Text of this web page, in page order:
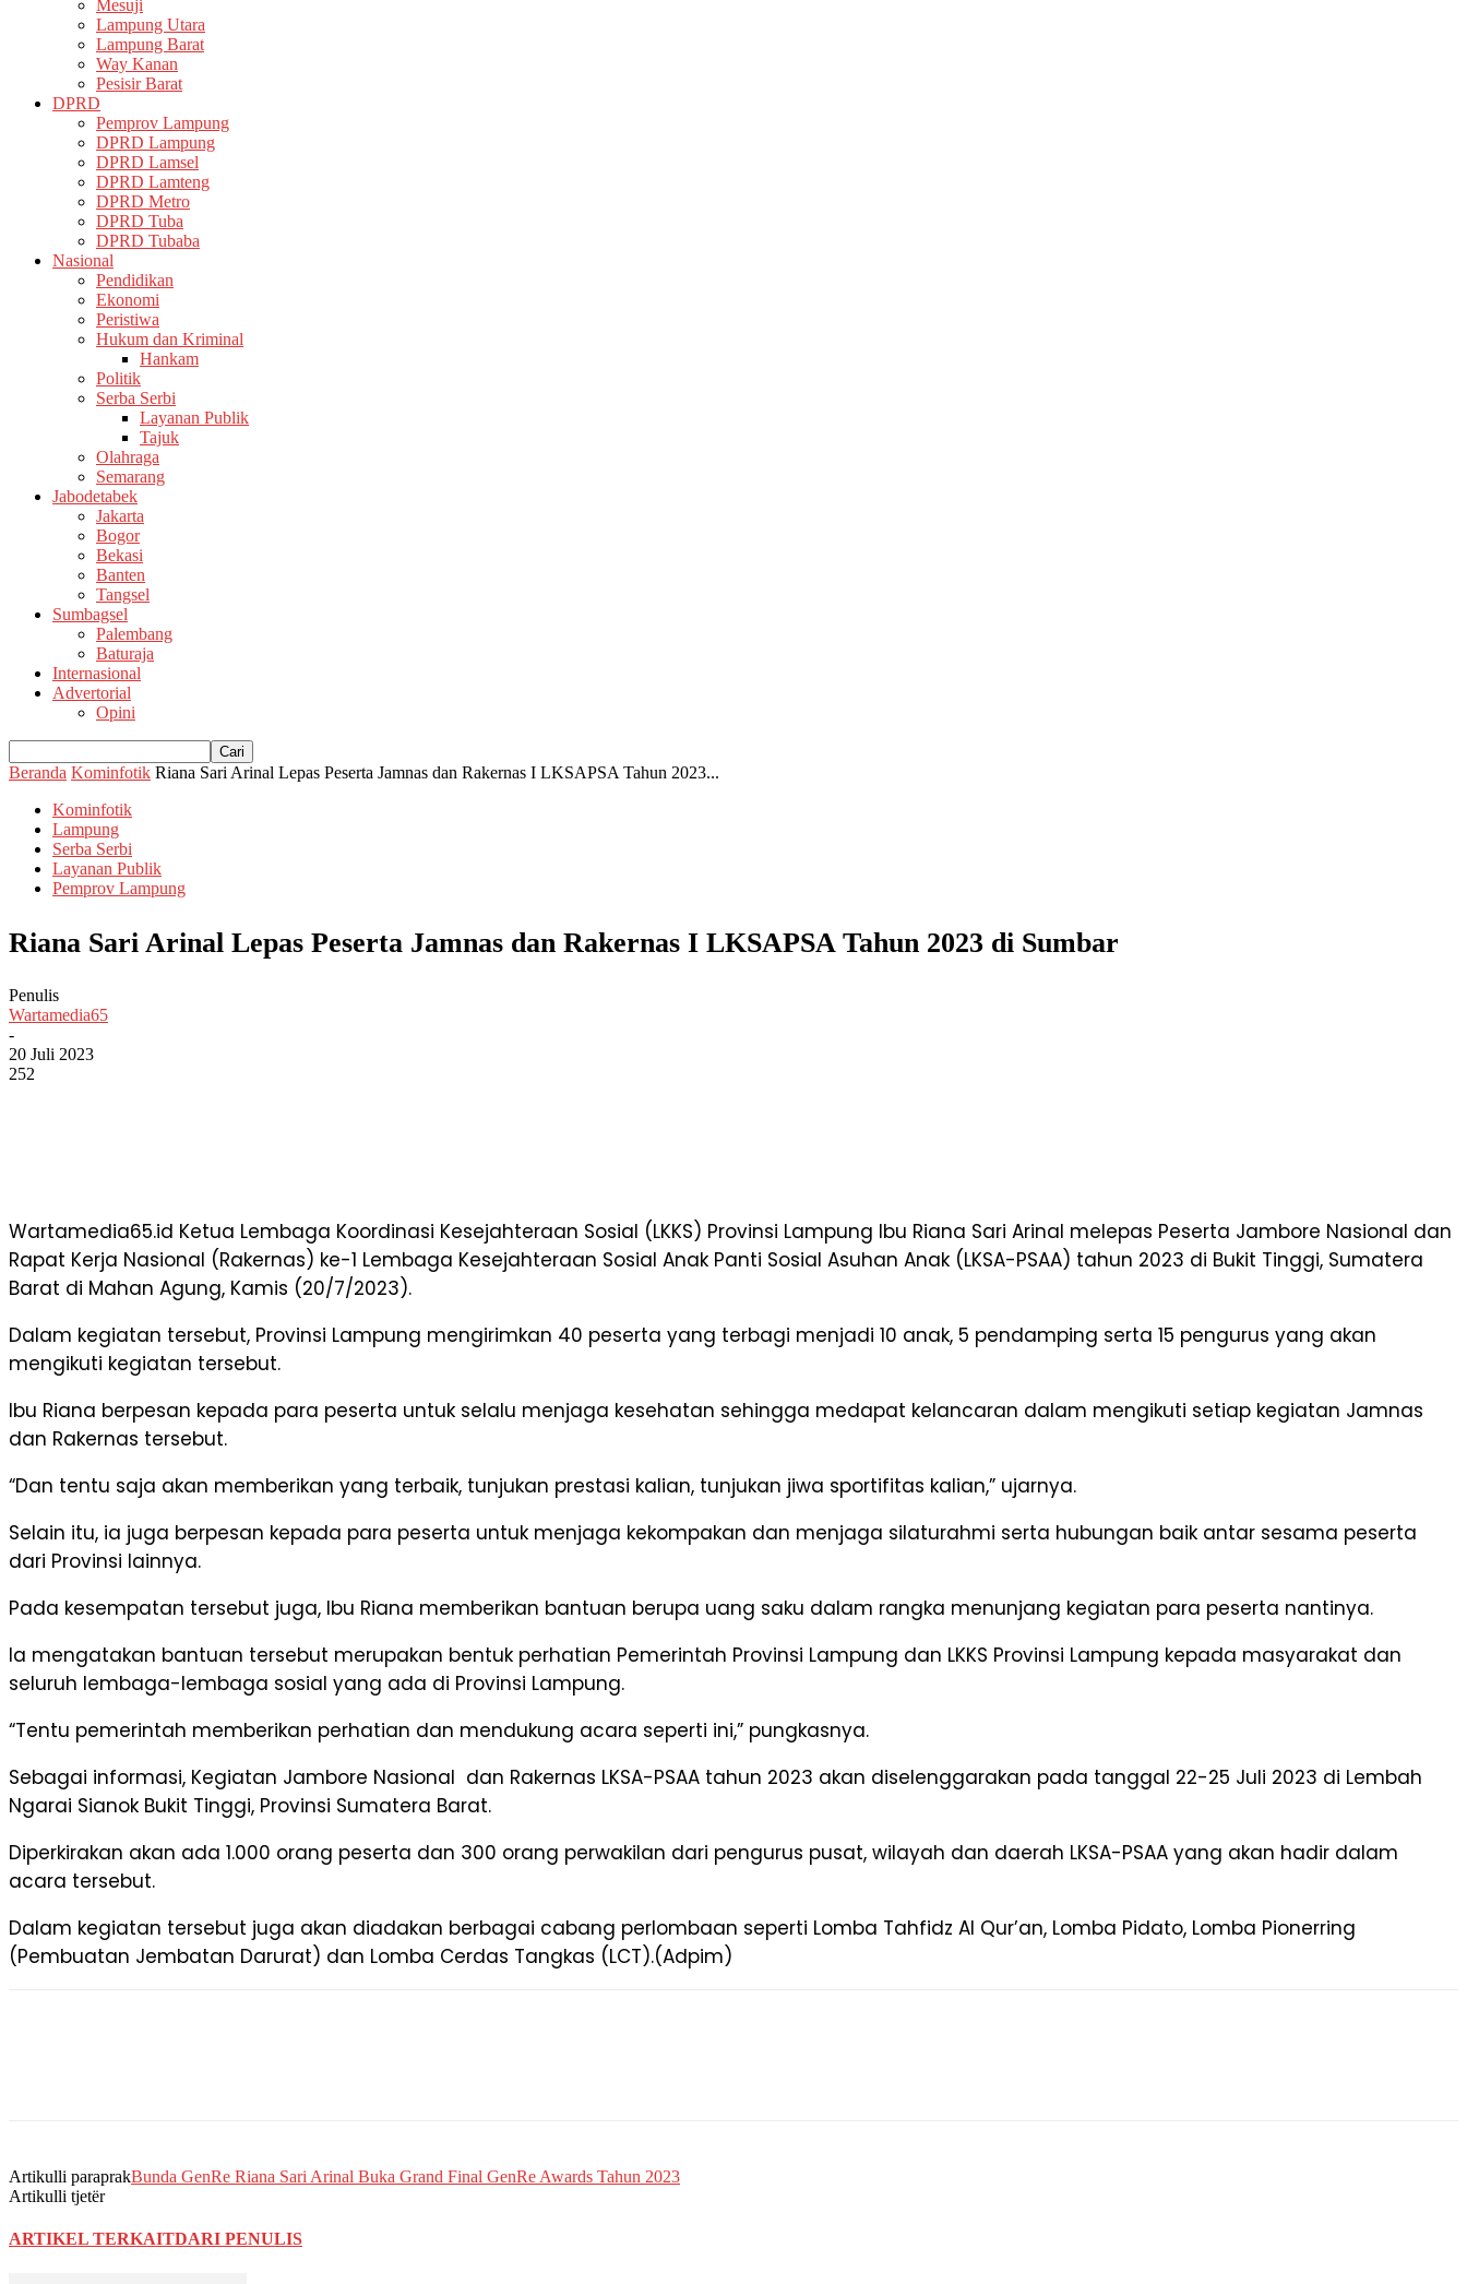
Mesuji
Lampung Utara
Lampung Barat
Way Kanan
Pesisir Barat
DPRD
Pemprov Lampung
DPRD Lampung
DPRD Lamsel
DPRD Lamteng
DPRD Metro
DPRD Tuba
DPRD Tubaba
Nasional
Pendidikan
Ekonomi
Peristiwa
Hukum dan Kriminal
Hankam
Politik
Serba Serbi
Layanan Publik
Tajuk
Olahraga
Semarang
Jabodetabek
Jakarta
Bogor
Bekasi
Banten
Tangsel
Sumbagsel
Palembang
Baturaja
Internasional
Advertorial
Opini
Beranda Kominfotik Riana Sari Arinal Lepas Peserta Jamnas dan Rakernas I LKSAPSA Tahun 2023...
Kominfotik
Lampung
Serba Serbi
Layanan Publik
Pemprov Lampung
Riana Sari Arinal Lepas Peserta Jamnas dan Rakernas I LKSAPSA Tahun 2023 di Sumbar
Penulis
Wartamedia65
-
20 Juli 2023
252
Wartamedia65.id Ketua Lembaga Koordinasi Kesejahteraan Sosial (LKKS) Provinsi Lampung Ibu Riana Sari Arinal melepas Peserta Jambore Nasional dan
Rapat Kerja Nasional (Rakernas) ke-1 Lembaga Kesejahteraan Sosial Anak Panti Sosial Asuhan Anak (LKSA-PSAA) tahun 2023 di Bukit Tinggi, Sumatera
Barat di Mahan Agung, Kamis (20/7/2023).
Dalam kegiatan tersebut, Provinsi Lampung mengirimkan 40 peserta yang terbagi menjadi 10 anak, 5 pendamping serta 15 pengurus yang akan
mengikuti kegiatan tersebut.
Ibu Riana berpesan kepada para peserta untuk selalu menjaga kesehatan sehingga medapat kelancaran dalam mengikuti setiap kegiatan Jamnas
dan Rakernas tersebut.
“Dan tentu saja akan memberikan yang terbaik, tunjukan prestasi kalian, tunjukan jiwa sportifitas kalian,” ujarnya.
Selain itu, ia juga berpesan kepada para peserta untuk menjaga kekompakan dan menjaga silaturahmi serta hubungan baik antar sesama peserta
dari Provinsi lainnya.
Pada kesempatan tersebut juga, Ibu Riana memberikan bantuan berupa uang saku dalam rangka menunjang kegiatan para peserta nantinya.
Ia mengatakan bantuan tersebut merupakan bentuk perhatian Pemerintah Provinsi Lampung dan LKKS Provinsi Lampung kepada masyarakat dan
seluruh lembaga-lembaga sosial yang ada di Provinsi Lampung.
“Tentu pemerintah memberikan perhatian dan mendukung acara seperti ini,” pungkasnya.
Sebagai informasi, Kegiatan Jambore Nasional dan Rakernas LKSA-PSAA tahun 2023 akan diselenggarakan pada tanggal 22-25 Juli 2023 di Lembah
Ngarai Sianok Bukit Tinggi, Provinsi Sumatera Barat.
Diperkirakan akan ada 1.000 orang peserta dan 300 orang perwakilan dari pengurus pusat, wilayah dan daerah LKSA-PSAA yang akan hadir dalam
acara tersebut.
Dalam kegiatan tersebut juga akan diadakan berbagai cabang perlombaan seperti Lomba Tahfidz Al Qur’an, Lomba Pidato, Lomba Pionerring
(Pembuatan Jembatan Darurat) dan Lomba Cerdas Tangkas (LCT).(Adpim)
Artikulli paraprakBunda GenRe Riana Sari Arinal Buka Grand Final GenRe Awards Tahun 2023
Artikulli tjetër
ARTIKEL TERKAITDARI PENULIS